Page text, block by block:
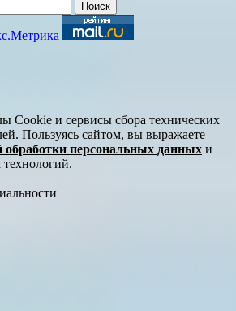
Cookie и сервисы сбора технических
Пользуясь сайтом, вы выражаете
обработки персональных данных и